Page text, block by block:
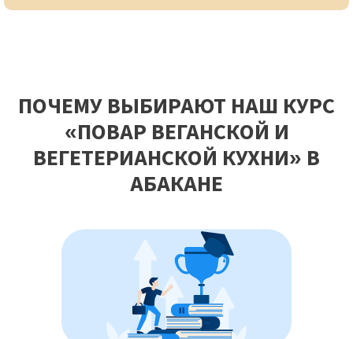
ПОЧЕМУ ВЫБИРАЮТ НАШ КУРС
«ПОВАР ВЕГАНСКОЙ И
ВЕГЕТЕРИАНСКОЙ КУХНИ» В
АБАКАНЕ